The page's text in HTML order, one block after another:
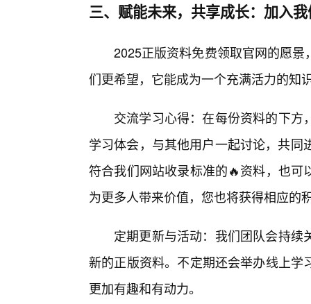
三、赋能未来，共享成长：加入
2025正版资料免费领取官网的愿
们更希望，它能成为一个充满活力的知
交流学习心得：在每份资料的下
学习体会，与其他用户一起讨论，共
符合我们网站收录标准的🔥资料，也
为更多人带来价值，您也将获得相应的
定期更新与活动：我们团队会持
新的正版资料。不定期还会举办线上
更加有趣和有动力。